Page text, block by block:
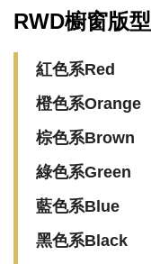
RWD櫥窗版型
紅色系Red
橙色系Orange
棕色系Brown
綠色系Green
藍色系Blue
黑色系Black